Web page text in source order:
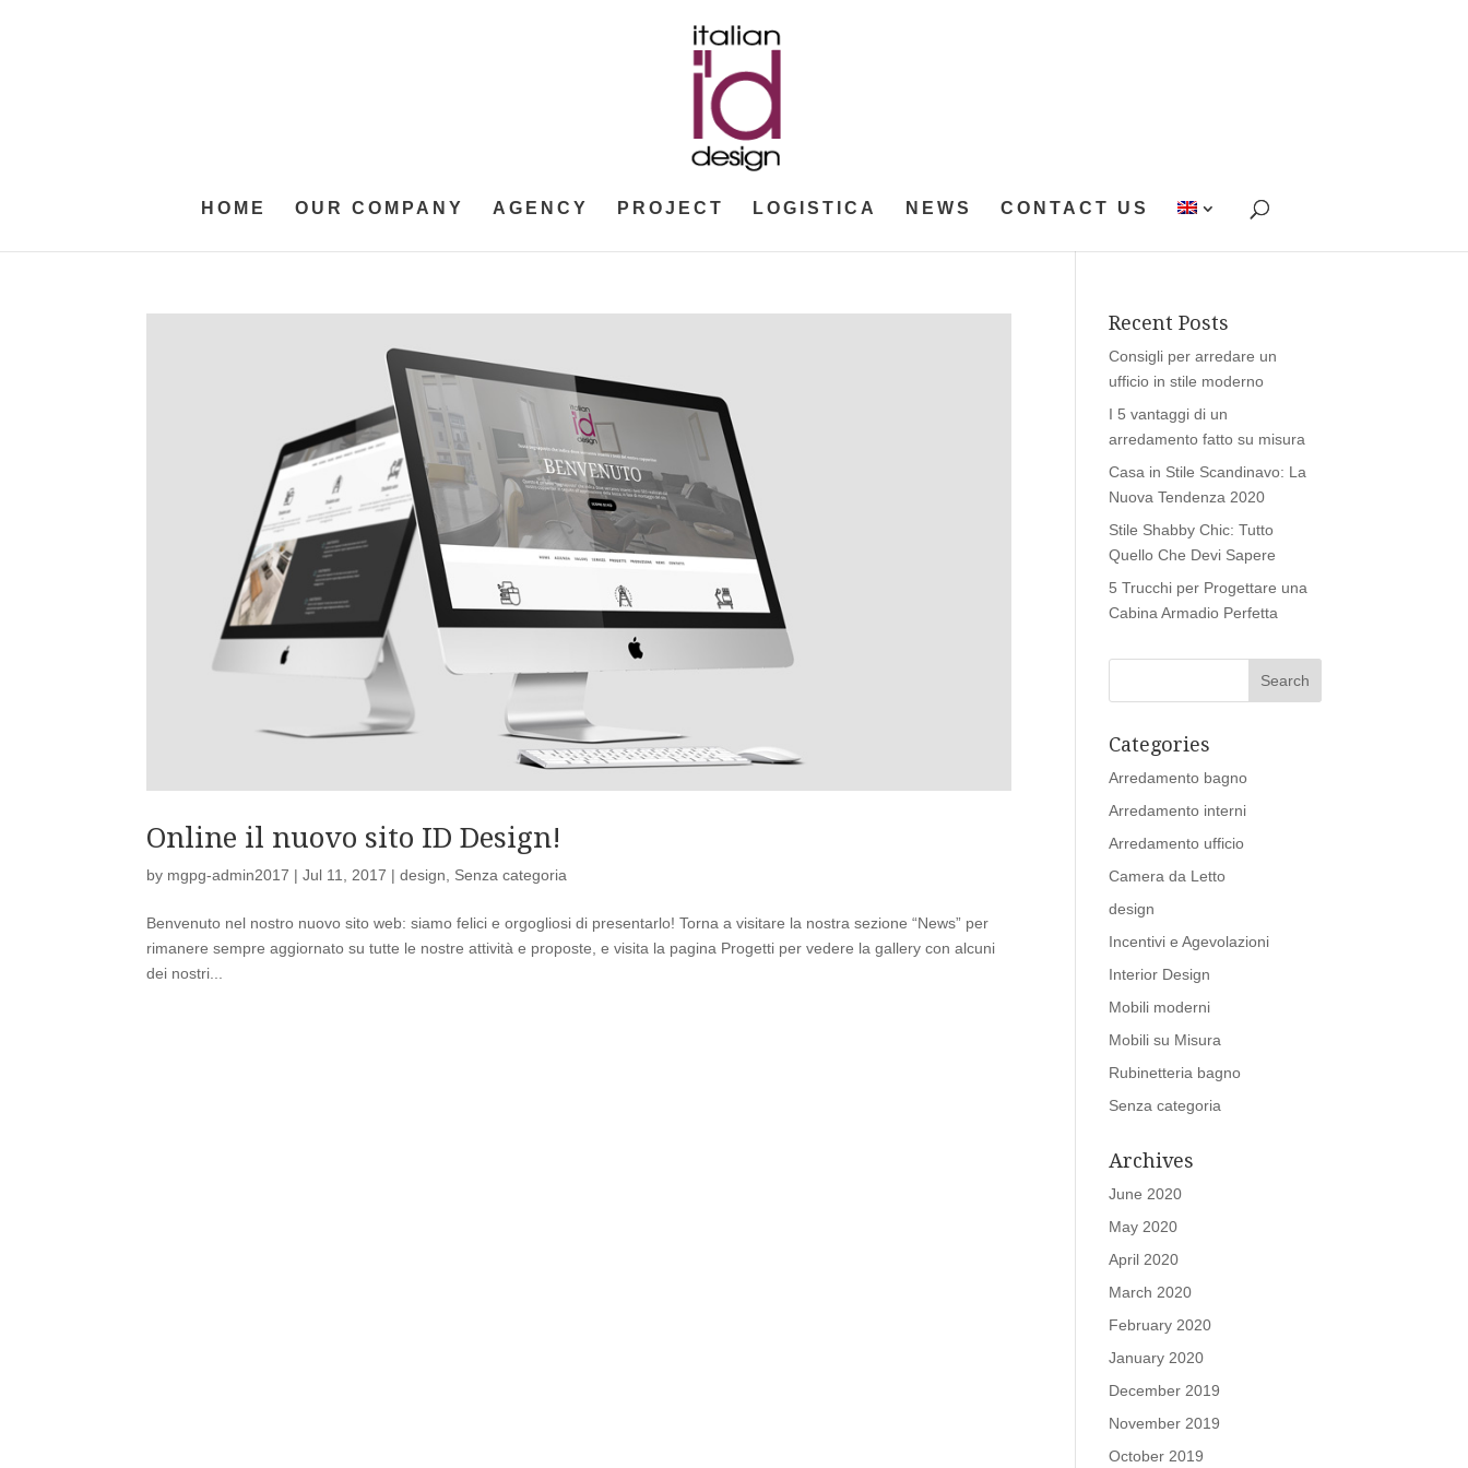
HOME OUR COMPANY AGENCY PROJECT LOGISTICA NEWS CONTACT US
Online il nuovo sito ID Design!
by mgpg-admin2017 |Jul 11, 2017 |design Senza categoria
Benvenuto nel nostro nuovo sito web: siamo felici e orgogliosi di presentarlo! Torna a visitare la nostra sezione “News” per
rimanere sempre aggiornato su tutte le nostre attività e proposte, e visita la pagina Progetti per vedere la gallery con alcuni
dei nostri...
Recent Posts
Consigli per arredare un
ufficio in stile moderno
I 5 vantaggi di un
arredamento fatto su misura
Casa in Stile Scandinavo: La
Nuova Tendenza 2020
Stile Shabby Chic: Tutto
Quello Che Devi Sapere
5 Trucchi per Progettare una
Cabina Armadio Perfetta
Categories
Arredamento bagno
Arredamento interni
Arredamento ufficio
Camera da Letto
design
Incentivi e Agevolazioni
Interior Design
Mobili moderni
Mobili su Misura
Rubinetteria bagno
Senza categoria
Archives
June 2020
May 2020
April 2020
March 2020
February 2020
January 2020
December 2019
November 2019
October 2019